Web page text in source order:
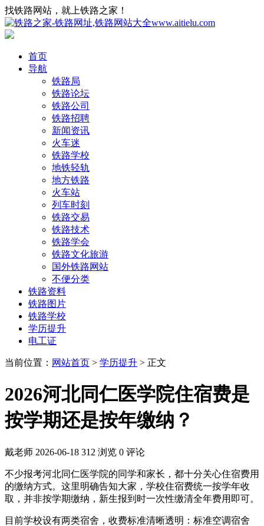
找铁路网站，就上铁路之家！
首页
导航
铁路局
铁路论坛
铁路公司
铁路招聘
新闻资讯
火车迷
铁路学校
地铁轻轨
地方铁路
火车站
列车时刻
铁路交易
铁路技术
铁路学会
铁路文化旅游
国外铁路网站
不便分类
铁路资料
铁路图片
铁路学校
学历提升
电工证
当前位置： 网站首页 > 学历提升 > 正文
2026河北同仁医学院住宿费是
按学期还是按年缴纳？
戴老师 2026-06-18 312 浏览 0 评论
不少报考河北同仁医学院的同学和家长，都十分关心住宿费用
的缴纳方式。这里明确告知大家，学校住宿费统一按学年收
取，并非按学期缴纳，新生报到时一次性缴清全年费用即可。
目前学校设有两类宿舍，收费标准清晰透明：标准空调宿舍